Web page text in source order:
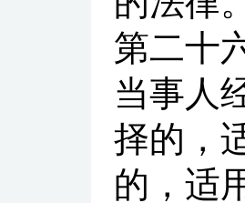
第二十
当事人
择的，
的，适